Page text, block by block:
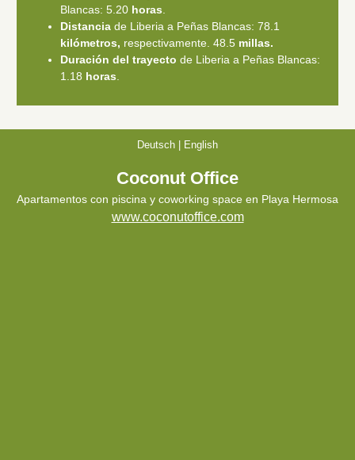
Blancas: 5.20 horas
Distancia de Liberia a Peñas Blancas: 78.1
kilómetros, respectivamente. 48.5 millas.
Duración del trayecto de Liberia a Peñas Blancas:
1.18 horas
Deutsch English
Coconut Office
Apartamentos con piscina y coworking space en Playa Hermosa
www.coconutoffice.com